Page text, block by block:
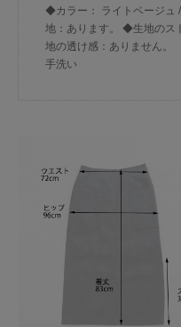
◆カラー： ライトベージ
地：あります。 ◆生地のス
地の透け感：ありません
手洗い